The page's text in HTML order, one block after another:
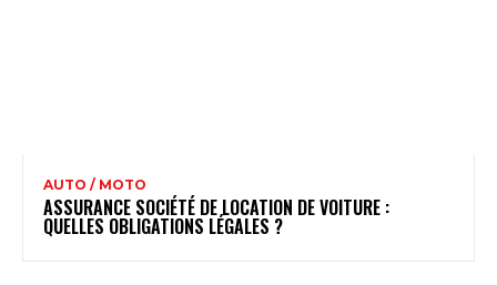
AUTO / MOTO
ASSURANCE SOCIÉTÉ DE LOCATION DE VOITURE :
QUELLES OBLIGATIONS LÉGALES ?